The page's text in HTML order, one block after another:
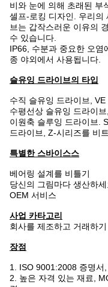
비와 눈에 의해 초래된 부
셀프-로킹 디자인. 우리의
브는 갑작스러운 이유의
수 있습니다.
IP66, 수분과 중요한 오염
종 야외에서 사용됩니다.
슬유잉 드라이브의 타입
수직 슬유잉 드라이브, VE
수평선상 슬유잉 드라이
이원축 슬루잉 드라이브.
드라이브, Z-시리즈를 비
특별한 스바이스스
베어링 설계를 비틀기
당신의 그림마다 생산하세
OEM 서비스
사업 카타고리
회사를 제조하고 거래하기
장점
1. ISO 9001:2008 증명서
2. 높은 자격 있는 재료,